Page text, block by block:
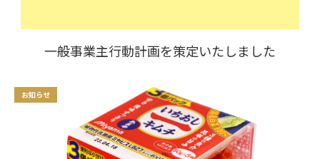
一般事業主行動計画を策定いたしました
お知らせ